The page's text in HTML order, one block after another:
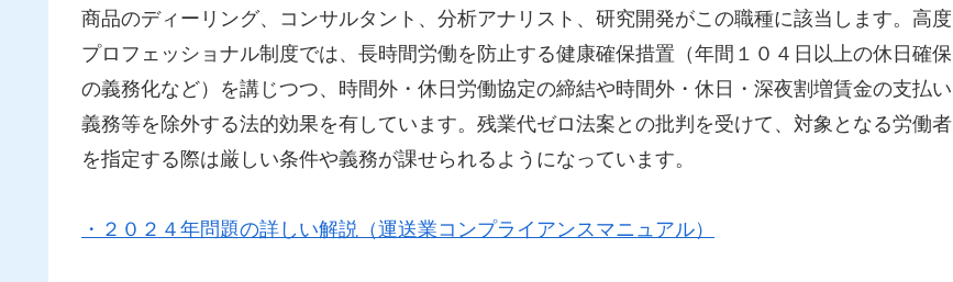
商品のディーリング、コンサルタント、分析アナリスト、研究開発がこの職種に該当します。高度
プロフェッショナル制度では、長時間労働を防止する健康確保措置（年間１０４日以上の休日確保
の義務化など）を講じつつ、時間外・休日労働協定の締結や時間外・休日・深夜割増賃金の支払い
義務等を除外する法的効果を有しています。残業代ゼロ法案との批判を受けて、対象となる労働者
を指定する際は厳しい条件や義務が課せられるようになっています。
・２０２４年問題の詳しい解説（運送業コンプライアンスマニュアル）